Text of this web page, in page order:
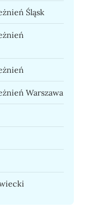
Śląsk
Warszawa